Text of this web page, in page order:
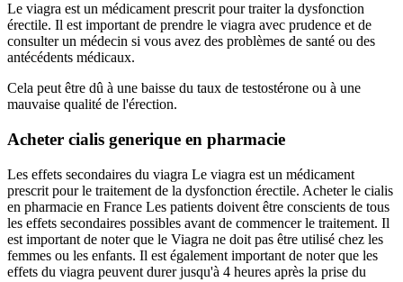
Le viagra est un médicament prescrit pour traiter la dysfonction
érectile. Il est important de prendre le viagra avec prudence et de
consulter un médecin si vous avez des problèmes de santé ou des
antécédents médicaux.
Cela peut être dû à une baisse du taux de testostérone ou à une
mauvaise qualité de l'érection.
Acheter cialis generique en pharmacie
Les effets secondaires du viagra Le viagra est un médicament
prescrit pour le traitement de la dysfonction érectile. Acheter le cialis
en pharmacie en France Les patients doivent être conscients de tous
les effets secondaires possibles avant de commencer le traitement. Il
est important de noter que le Viagra ne doit pas être utilisé chez les
femmes ou les enfants. Il est également important de noter que les
effets du viagra peuvent durer jusqu'à 4 heures après la prise du